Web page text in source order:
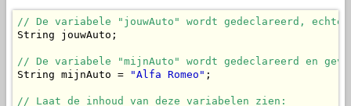
// De variabele "jouwAuto" wordt gedeclareerd,
String jouwAuto;
// De variabele "mijnAuto" wordt gedeclareerd en
String mijnAuto =
"Alfa Romeo" ;
// Laat de inhoud van deze variabelen zien: